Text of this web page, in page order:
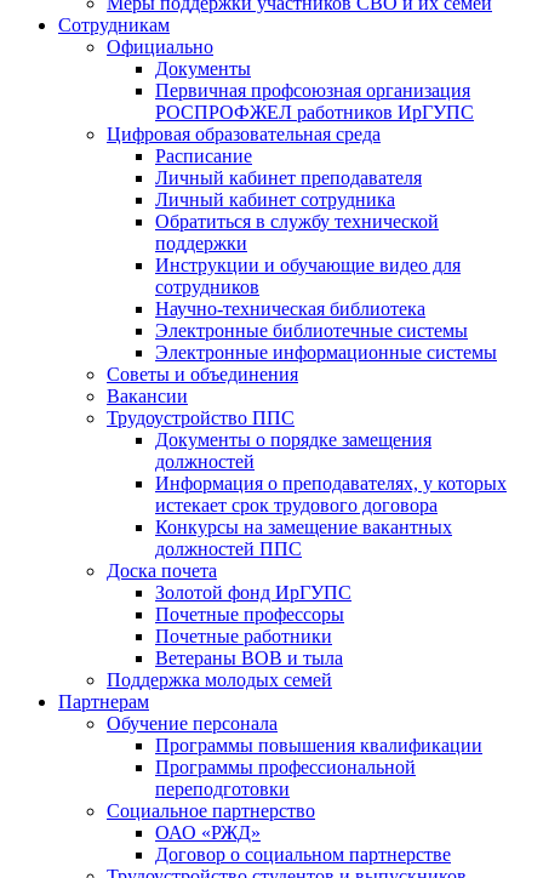
Сотрудникам
Официально
Документы
Первичная профсоюзная организация
РОСПРОФЖЕЛ работников ИрГУПС
Цифровая образовательная среда
Расписание
Личный кабинет преподавателя
Личный кабинет сотрудника
Обратиться в службу технической
поддержки
Инструкции и обучающие видео для
сотрудников
Научно-техническая библиотека
Электронные библиотечные системы
Электронные информационные системы
Советы и объединения
Вакансии
Трудоустройство ППС
Документы о порядке замещения
должностей
Информация о преподавателях, у которых
истекает срок трудового договора
Конкурсы на замещение вакантных
должностей ППС
Доска почета
Золотой фонд ИрГУПС
Почетные профессоры
Почетные работники
Ветераны ВОВ и тыла
Поддержка молодых семей
Партнерам
Обучение персонала
Программы повышения квалификации
Программы профессиональной
переподготовки
Социальное партнерство
ОАО «РЖД»
Договор о социальном партнерстве